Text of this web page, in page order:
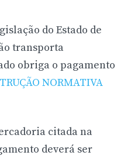
do Estado de
transporta
obriga o pagamento
NORMATIVA
citada na
deverá ser